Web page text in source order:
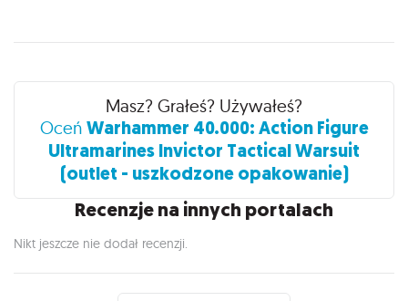
Recenzje
Masz? Grałeś? Używałeś?
Oceń Warhammer 40.000: Action Figure
Ultramarines Invictor Tactical Warsuit
(outlet - uszkodzone opakowanie)
Recenzje na innych portalach
Nikt jeszcze nie dodał recenzji.